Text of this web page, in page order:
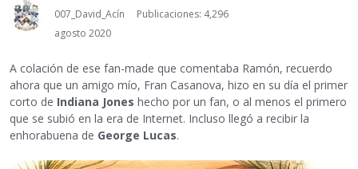
007_David_Acín
Publicaciones: 4,296
agosto 2020
A colación de ese fan-made que comentaba Ramón, recuerdo
ahora que un amigo mío, Fran Casanova, hizo en su día el primer
corto de Indiana Jones hecho por un fan, o al menos el primero
que se subió en la era de Internet. Incluso llegó a recibir la
enhorabuena de George Lucas.